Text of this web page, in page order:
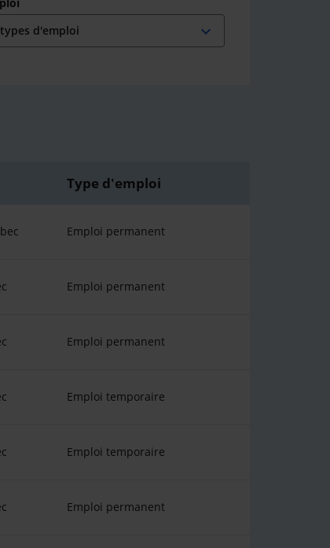
expand_more
Type d'emploi
Emploi permanent
Emploi permanent
Emploi permanent
Emploi temporaire
Emploi temporaire
Emploi permanent